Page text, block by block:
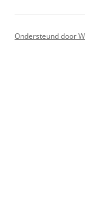
Ondersteund door